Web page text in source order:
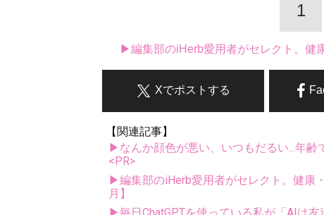
1
▶編集部のiHerb愛用者がセレクト。健
Xでポストする
【関連記事】
▶なんか顔色が悪い、いつもだるい...年齢
<PR>
▶編集部のiHerb愛用者がセレクト。健康
月】